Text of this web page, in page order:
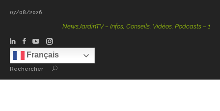
07/08/2026
NewsJardinTV – Infos, Conseils, Vidéos, Podcasts – 100 %
Français
Rechercher